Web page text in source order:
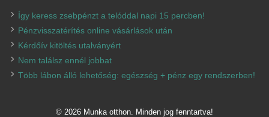
Így keress zsebpénzt a telóddal napi 15 percben!
Pénzvisszatérítés online vásárlások után
Kérdőív kitöltés utalványért
Nem találsz ennél jobbat
Több lábon álló lehetőség: egészség + pénz egy rendszerben!
© 2026 Munka otthon. Minden jog fenntartva!